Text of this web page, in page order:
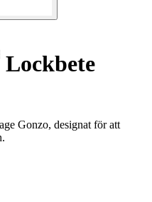
Lockbete
Gonzo, designat för att